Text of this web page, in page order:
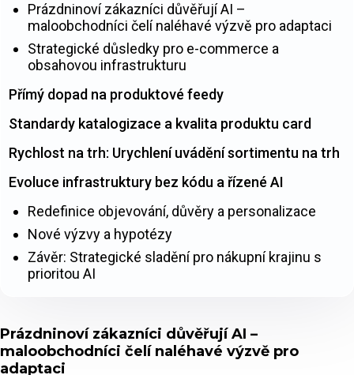
Prázdninoví zákazníci důvěřují AI –
maloobchodníci čelí naléhavé výzvě pro
adaptaci
Prázdninoví zákazníci důvěřují AI –
maloobchodníci čelí naléhavé výzvě pro adaptaci
Strategické důsledky pro e-commerce a
obsahovou infrastrukturu
Přímý dopad na produktové feedy
Standardy katalogizace a kvalita produktu card
Rychlost na trh: Urychlení uvádění sortimentu na trh
Evoluce infrastruktury bez kódu a řízené AI
Redefinice objevování, důvěry a personalizace
Nové výzvy a hypotézy
Závěr: Strategické sladění pro nákupní krajinu s
prioritou AI